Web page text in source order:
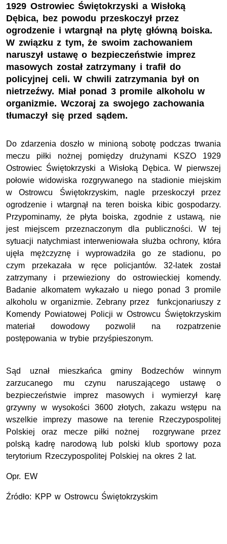
1929 Ostrowiec Świętokrzyski a Wisłoką
Dębica, bez powodu przeskoczył przez
ogrodzenie i wtargnął na płytę główną boiska.
W związku z tym, że swoim zachowaniem
naruszył ustawę o bezpieczeństwie imprez
masowych został zatrzymany i trafił do
policyjnej celi. W chwili zatrzymania był on
nietrzeźwy. Miał ponad 3 promile alkoholu w
organizmie. Wczoraj za swojego zachowania
tłumaczył się przed sądem.
Do zdarzenia doszło w minioną sobotę podczas trwania
meczu piłki nożnej pomiędzy drużynami
KSZO 1929
Ostrowiec Świętokrzyski a Wisłoką Dębica. W pierwszej
połowie widowiska rozgrywanego na stadionie miejskim
w Ostrowcu Świętokrzyskim, nagle przeskoczył przez
ogrodzenie i wtargnął na teren boiska kibic gospodarzy.
Przypominamy, że płyta boiska, zgodnie z ustawą, nie
jest miejscem przeznaczonym dla publiczności. W tej
sytuacji natychmiast interweniowała służba ochrony, która
ujęła mężczyznę i wyprowadziła go ze stadionu, po
czym przekazała w ręce policjantów. 32-latek został
zatrzymany i przewieziony do ostrowieckiej komendy.
Badanie alkomatem wykazało u niego ponad 3 promile
alkoholu w organizmie. Zebrany przez funkcjonariuszy z
Komendy Powiatowej Policji w Ostrowcu Świętokrzyskim
materiał dowodowy pozwolił na rozpatrzenie
postępowania w trybie przyśpieszonym.
Sąd uznał mieszkańca gminy Bodzechów winnym
zarzucanego mu czynu naruszającego ustawę o
bezpieczeństwie imprez masowych i wymierzył karę
grzywny w wysokości 3600 złotych, zakazu wstępu na
wszelkie imprezy masowe na terenie Rzeczypospolitej
Polskiej oraz mecze piłki nożnej rozgrywane przez
polską kadrę narodową lub polski klub sportowy poza
terytorium Rzeczypospolitej Polskiej na okres 2 lat.
Opr. EW
Źródło: KPP w Ostrowcu Świętokrzyskim